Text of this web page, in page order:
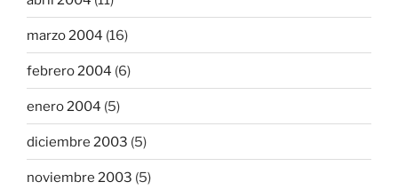
marzo 2004 (16)
febrero 2004 (6)
enero 2004 (5)
diciembre 2003 (5)
noviembre 2003 (5)